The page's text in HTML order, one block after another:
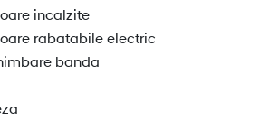
incalzite
rabatabile electric
banda